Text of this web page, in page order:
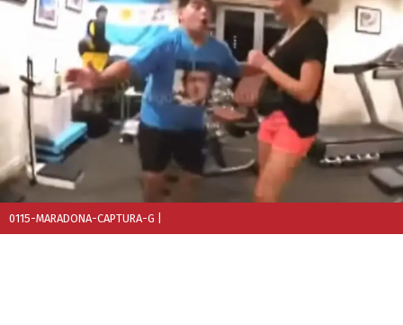
0115-MARADONA-CAPTURA-G